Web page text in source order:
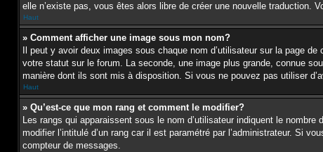
elle n’existe pas, vous êtes alors libre de créer une nouvelle traduction.
Haut
» Comment afficher une image sous mon nom?
Il peut y avoir deux images sous chaque nom d’utilisateur sur la page
votre statut sur le forum. La seconde, une image plus grande, connue
manière dont ils sont mis à disposition. Si vous ne pouvez pas utiliser
Haut
» Qu’est-ce que mon rang et comment le modifier?
Les rangs qui apparaissent sous le nom d’utilisateur indiquent le
modifier l’intitulé d’un rang car il est paramétré par l’administrateur. Si
compteur de messages.